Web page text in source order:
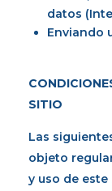
datos
Enviando
SITIO
Las
objeto
y uso de este